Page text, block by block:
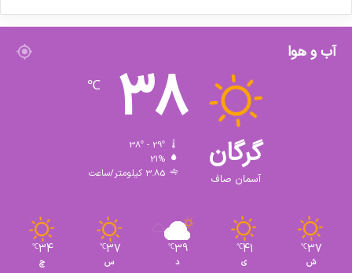
آب و هوا
گرگان
آسمان صاف
38
℃
38º - 29º
21%
3.85 کیلومتر/ساعت
37
℃
ش
41
℃
ی
39
℃
د
37
℃
س
34
℃
چ